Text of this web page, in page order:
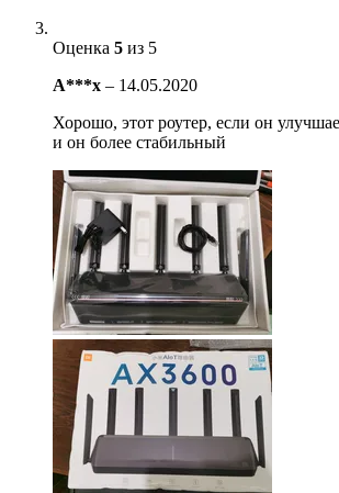
Оценка 5 из 5
A***x – 14.05.2020
Хорошо, этот роутер, если он
и он более стабильный